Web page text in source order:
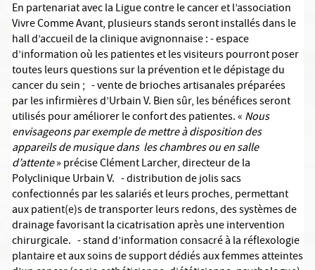
En partenariat avec la Ligue contre le cancer et l’association
Vivre Comme Avant, plusieurs stands seront installés dans le
hall d’accueil de la clinique avignonnaise : - espace
d’information où les patientes et les visiteurs pourront poser
toutes leurs questions sur la prévention et le dépistage du
cancer du sein ; - vente de brioches artisanales préparées
par les infirmières d’Urbain V. Bien sûr, les bénéfices seront
utilisés pour améliorer le confort des patientes. « Nous
envisageons par exemple de mettre à disposition des
appareils de musique dans les chambres ou en salle
d’attente» précise Clément Larcher, directeur de la
Polyclinique Urbain V. - distribution de jolis sacs
confectionnés par les salariés et leurs proches, permettant
aux patient(e)s de transporter leurs redons, des systèmes de
drainage favorisant la cicatrisation après une intervention
chirurgicale. - stand d’information consacré à la réflexologie
plantaire et aux soins de support dédiés aux femmes atteintes